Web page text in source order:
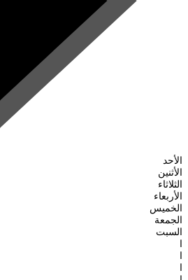
الأحد
الأثنين
الثلاثاء
الأربعاء
الخميس
الجمعة
السبت
ا
ا
ا